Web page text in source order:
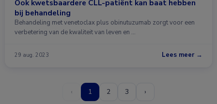
Ook kwetsbaardere CLL-patiënt kan baat hebben
bij behandeling
Behandeling met venetoclax plus obinutuzumab zorgt voor een
verbetering van de kwaliteit van leven en …
29 aug. 2023 Lees meer →
‹ 1 2 3 ›